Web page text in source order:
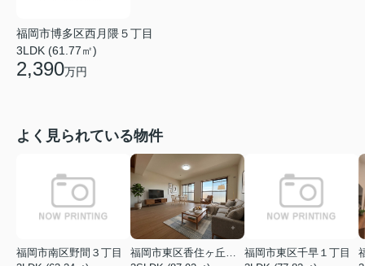
福岡市博多区西月隈５丁目
3LDK (61.77㎡)
2,390万円
よく見られている物件
福岡市南区野間３丁目
福岡市東区香住ヶ丘５丁目
福岡市東区千早１丁目